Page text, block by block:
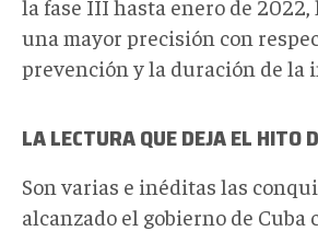
la fase III hasta enero de
una mayor precisión con
prevención y la duración de la
LA LECTURA QUE DEJA EL HITO
Son varias e inéditas las
alcanzado el gobierno de Cuba